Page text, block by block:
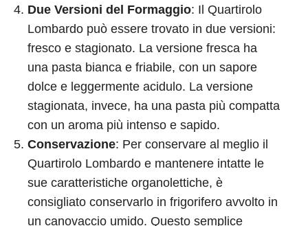
Due Versioni del Formaggio: Il Quartirolo
Lombardo può essere trovato in due versioni:
fresco e stagionato. La versione fresca ha
una pasta bianca e friabile, con un sapore
dolce e leggermente acidulo. La versione
stagionata, invece, ha una pasta più compatta
con un aroma più intenso e sapido.
Conservazione: Per conservare al meglio il
Quartirolo Lombardo e mantenere intatte le
sue caratteristiche organolettiche, è
consigliato conservarlo in frigorifero avvolto in
un canovaccio umido. Questo semplice